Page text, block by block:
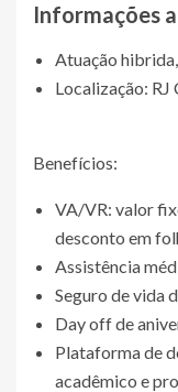
Informações
Atuação
Localização: RJ
Benefícios:
VA/VR: valor
desconto em
Assistência
Seguro de vida
Day off de
Plataforma de
acadêmico e